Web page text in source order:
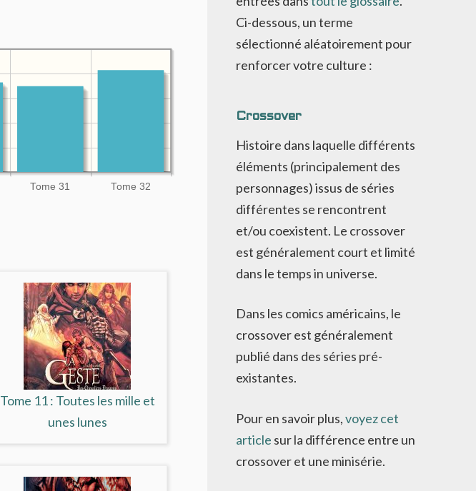
Tome 31 Tome 32
Tome 11 : Toutes les mille et
unes lunes
Ci-dessous, un terme
sélectionné aléatoirement pour
renforcer votre culture :
Crossover
Histoire dans laquelle différents
éléments (principalement des
personnages) issus de séries
différentes se rencontrent
et/ou coexistent. Le crossover
est généralement court et limité
dans le temps in universe.
Dans les comics américains, le
crossover est généralement
publié dans des séries pré-
existantes.
Pour en savoir plus,voyez cet
article sur la différence entre un
crossover et une minisérie.